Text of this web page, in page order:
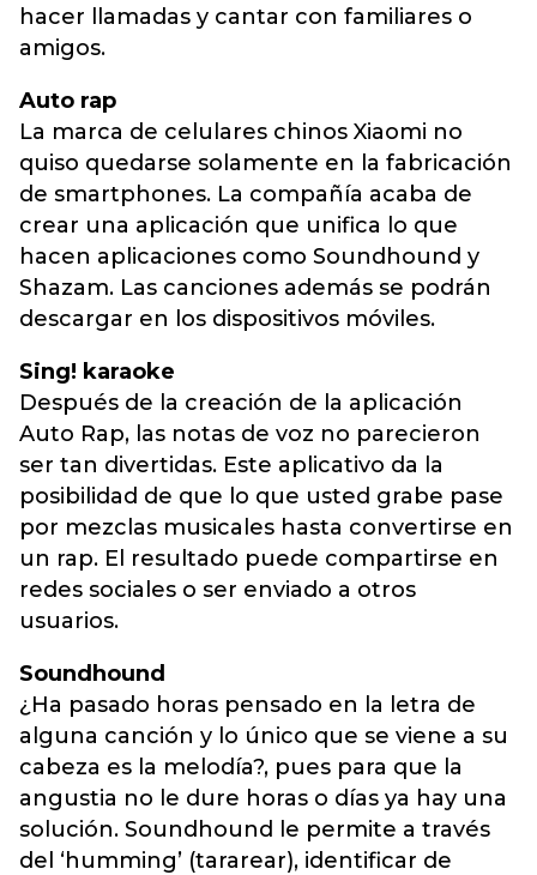
hacer llamadas y cantar con familiares o
amigos.
Auto rap
La marca de celulares chinos Xiaomi no
quiso quedarse solamente en la fabricación
de smartphones. La compañía acaba de
crear una aplicación que unifica lo que
hacen aplicaciones como Soundhound y
Shazam. Las canciones además se podrán
descargar en los dispositivos móviles.
Sing! karaoke
Después de la creación de la aplicación
Auto Rap, las notas de voz no parecieron
ser tan divertidas. Este aplicativo da la
posibilidad de que lo que usted grabe pase
por mezclas musicales hasta convertirse en
un rap. El resultado puede compartirse en
redes sociales o ser enviado a otros
usuarios.
Soundhound
¿Ha pasado horas pensado en la letra de
alguna canción y lo único que se viene a su
cabeza es la melodía?, pues para que la
angustia no le dure horas o días ya hay una
solución. Soundhound le permite a través
del ‘humming’ (tararear), identificar de